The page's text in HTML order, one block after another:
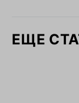
ЕЩЕ